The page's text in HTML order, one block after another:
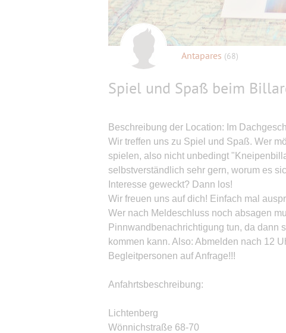
Antapares (68)
Spiel und Spaß beim
Beschreibung der Location: Im
Wir treffen uns zu Spiel und Spaß. Wer
spielen, also nicht unbedingt
selbstverständlich sehr gern, worum es
Interesse geweckt? Dann los!
Wir freuen uns auf dich! Einfach mal
Wer nach Meldeschluss noch absagen
Pinnwandbenachrichtigung tun, da dann
kommen kann. Also: Abmelden nach 12
Begleitpersonen auf Anfrage!!!
Anfahrtsbeschreibung:
Lichtenberg
Wönnichstraße 68-70